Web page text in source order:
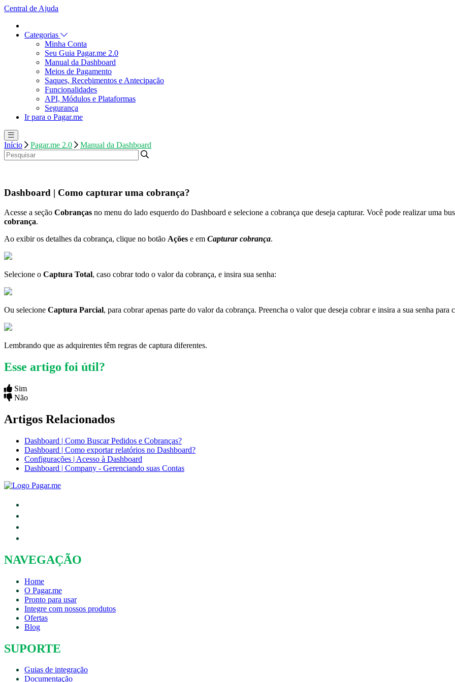
Central de Ajuda
Categorias
Minha Conta
Seu Guia Pagar.me 2.0
Manual da Dashboard
Meios de Pagamento
Saques, Recebimentos e Antecipação
Funcionalidades
API, Módulos e Plataformas
Segurança
Ir para o Pagar.me
Início Pagar.me 2.0 Manual da Dashboard
Dashboard | Como capturar uma cobrança?
Acesse a seção Cobranças no menu do lado esquerdo do Dashboard e selecione a cobrança que deseja capturar. Você pode realizar uma
cobrança.
Ao exibir os detalhes da cobrança, clique no botão Ações e em Capturar cobrança.
Selecione o Captura Total, caso cobrar todo o valor da cobrança, e insira sua senha:
Ou selecione Captura Parcial, para cobrar apenas parte do valor da cobrança. Preencha o valor que deseja cobrar e insira a sua senha para
Lembrando que as adquirentes têm regras de captura diferentes.
Esse artigo foi útil?
Sim
Não
Artigos Relacionados
Dashboard | Como Buscar Pedidos e Cobranças?
Dashboard | Como exportar relatórios no Dashboard?
Configurações | Acesso à Dashboard
Dashboard | Company - Gerenciando suas Contas
NAVEGAÇÃO
Home
O Pagar.me
Pronto para usar
Integre com nossos produtos
Ofertas
Blog
SUPORTE
Guias de integração
Documentação